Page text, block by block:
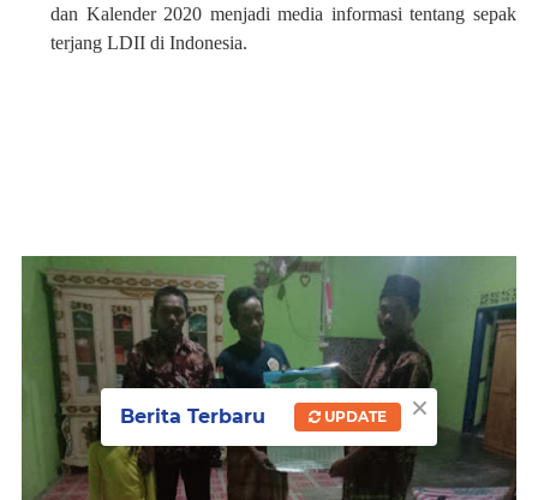
dan Kalender 2020 menjadi media informasi tentang sepak
terjang LDII di Indonesia.
×
Berita Terbaru UPDATE